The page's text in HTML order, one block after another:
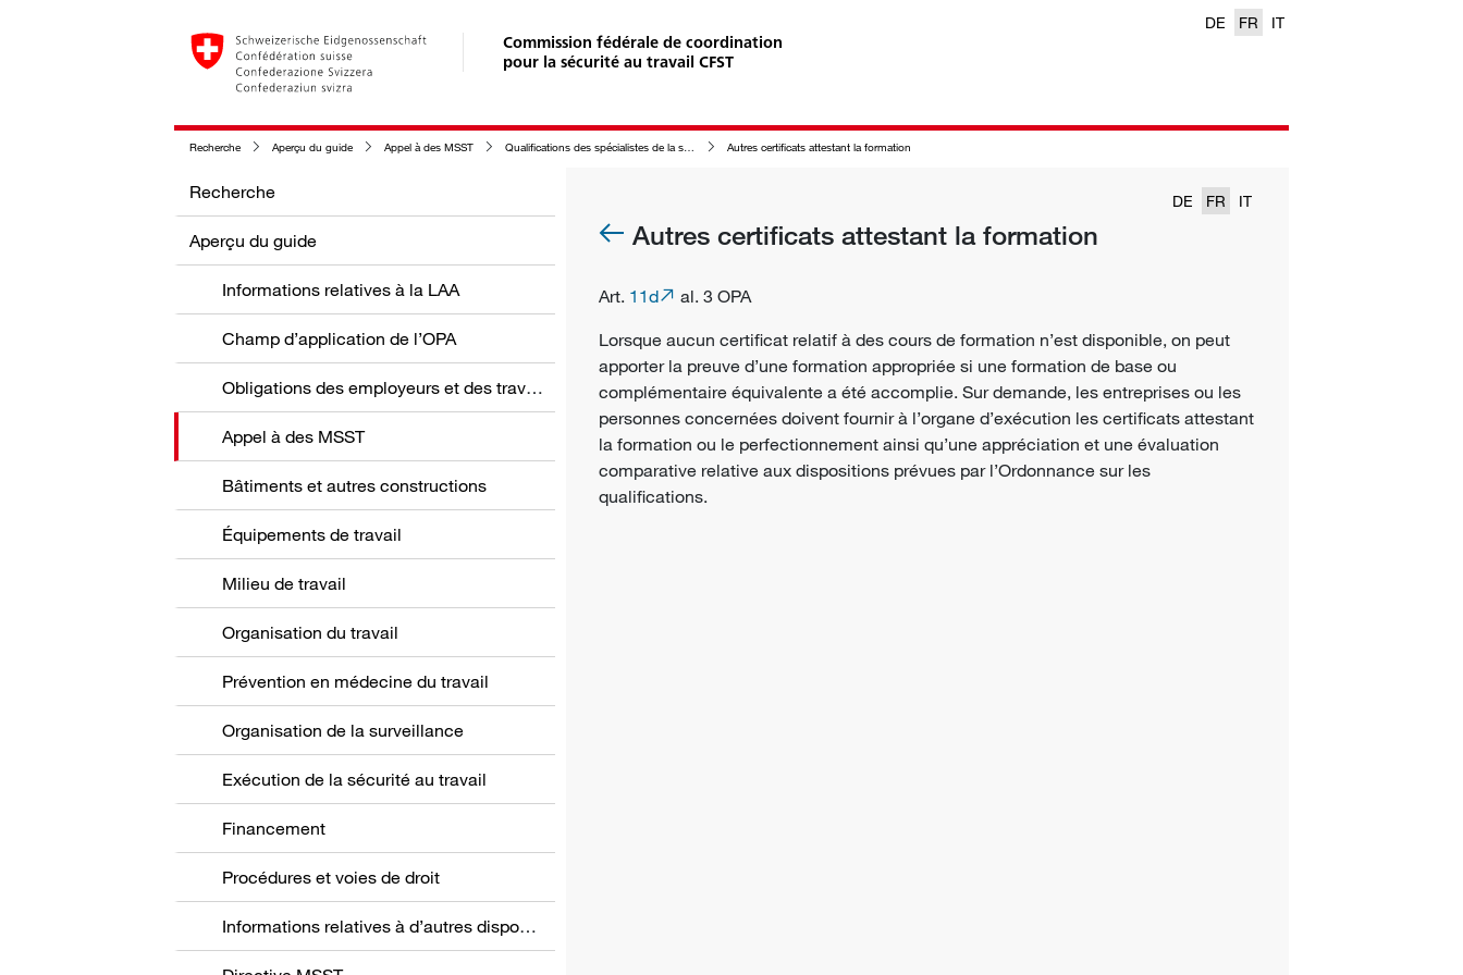
Commission fédérale de coordination
pour la sécurité au travail CFST
DE FR IT
Recherche Aperçu du guide Appel à des MSST Qualifications des spécialistes de la sécurité au travail Autres certificats attestant la formation
Recherche
Aperçu du guide
Informations relatives à la LAA
Champ d’application de l’OPA
Obligations des employeurs et des travailleurs
Appel à des MSST
Bâtiments et autres constructions
Équipements de travail
Milieu de travail
Organisation du travail
Prévention en médecine du travail
Organisation de la surveillance
Exécution de la sécurité au travail
Financement
Procédures et voies de droit
Informations relatives à d’autres dispositions
DE FR IT
Autres certificats attestant la formation
Art. 11d
al. 3 OPA
Lorsque aucun certificat relatif à des cours de formation n’est disponible, on peut
apporter la preuve d’une formation appropriée si une formation de base ou
complémentaire équivalente a été accomplie. Sur demande, les entreprises ou les
personnes concernées doivent fournir à l’organe d’exécution les certificats attestant
la formation ou le perfectionnement ainsi qu’une appréciation et une évaluation
comparative relative aux dispositions prévues par l’Ordonnance sur les
qualifications.